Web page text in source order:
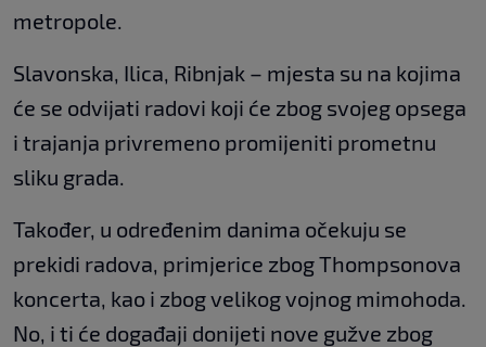
metropole.
Slavonska, Ilica, Ribnjak – mjesta su na kojima
će se odvijati radovi koji će zbog svojeg opsega
i trajanja privremeno promijeniti prometnu
sliku grada.
Također, u određenim danima očekuju se
prekidi radova, primjerice zbog Thompsonova
koncerta, kao i zbog velikog vojnog mimohoda.
No, i ti će događaji donijeti nove gužve zbog